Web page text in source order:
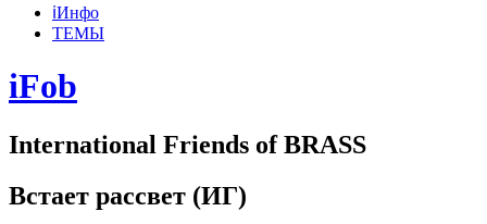
ℹ️Инфо
ТЕМЫ
iFob
International Friends of BRASS
Встает рассвет (ИГ)